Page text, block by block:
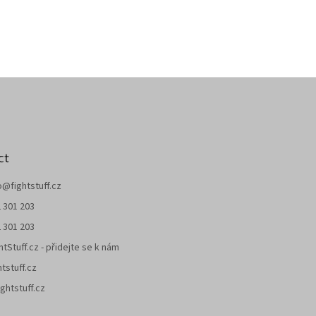
@fightstuff.cz
301 203
301 203
- přidejte se k nám